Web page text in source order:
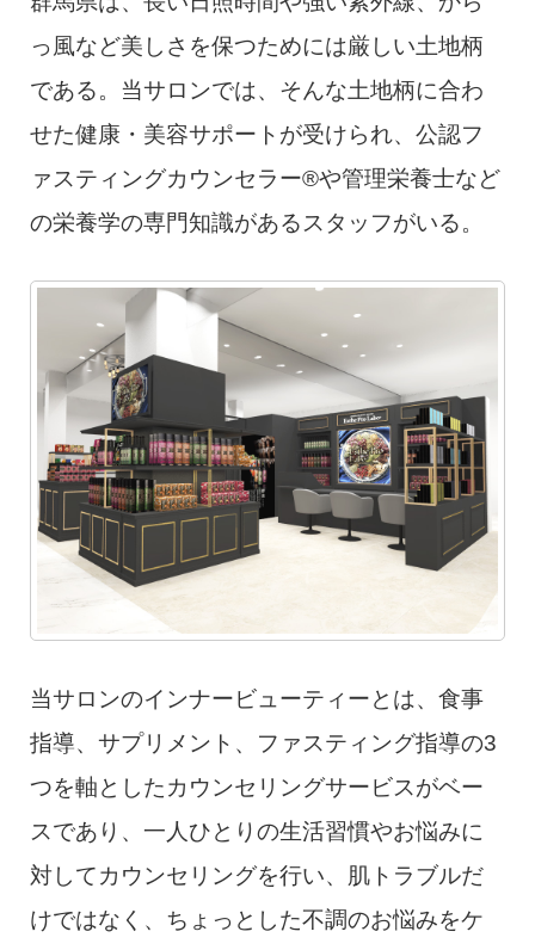
っ風など美しさを保つためには厳しい土地柄
である。当サロンでは、そんな土地柄に合わ
せた健康・美容サポートが受けられ、公認フ
ァスティングカウンセラー®️や管理栄養士など
の栄養学の専門知識があるスタッフがいる。
当サロンのインナービューティーとは、食事
指導、サプリメント、ファスティング指導の3
つを軸としたカウンセリングサービスがベー
スであり、一人ひとりの生活習慣やお悩みに
対してカウンセリングを行い、肌トラブルだ
けではなく、ちょっとした不調のお悩みをケ